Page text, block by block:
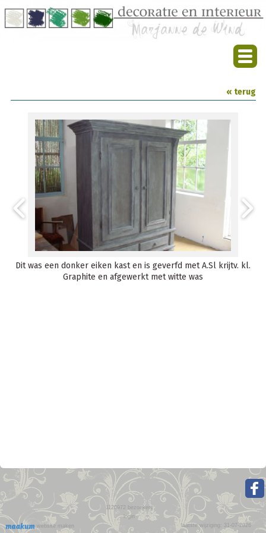
« terug
Dit was een donker eiken kast en is geverfd met A.Sl krijtv. kl.
Graphite en afgewerkt met witte was
website maken
1120972 bezoekers
login
laatste wijziging: 31-07-2026